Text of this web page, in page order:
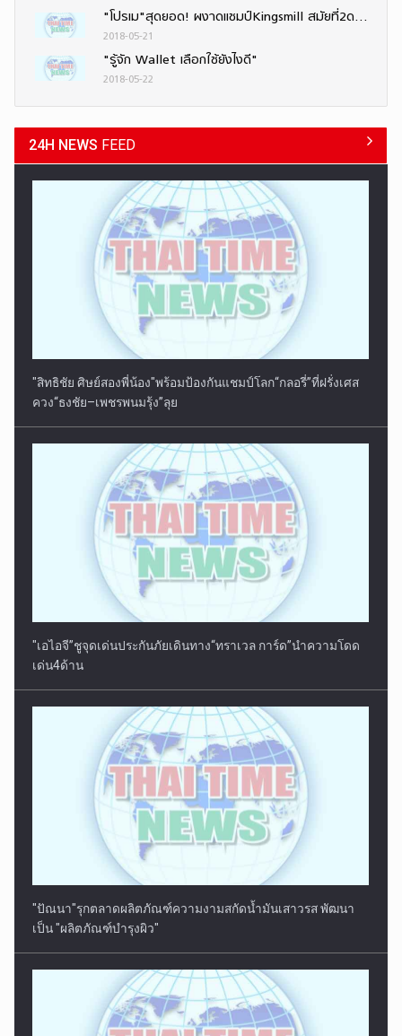
"โปรเม"สุดยอด! ผงาดแชมป์Kingsmill สมัยที่2ดวลเพลย์ออฟชนะหวุดหวิด-"โปรโม"คว้าอันดับ10ร่วม
2018-05-21
"รู้จัก Wallet เลือกใช้ยังไงดี"
2018-05-22
24H NEWS FEED
"สิทธิชัย ศิษย์สองพี่น้อง"พร้อมป้องกันแชมป์โลก“กลอรี่”ที่ฝรั่งเศส
ควง“ธงชัย–เพชรพนมรุ้ง”ลุย
"เอไอจี”ชูจุดเด่นประกันภัยเดินทาง“ทราเวล การ์ด”นำความโดด
เด่น4ด้าน
"ปัณนา"รุกตลาดผลิตภัณฑ์ความงามสกัดน้ำมันเสาวรส พัฒนา
เป็น "ผลิตภัณฑ์บำรุงผิว"